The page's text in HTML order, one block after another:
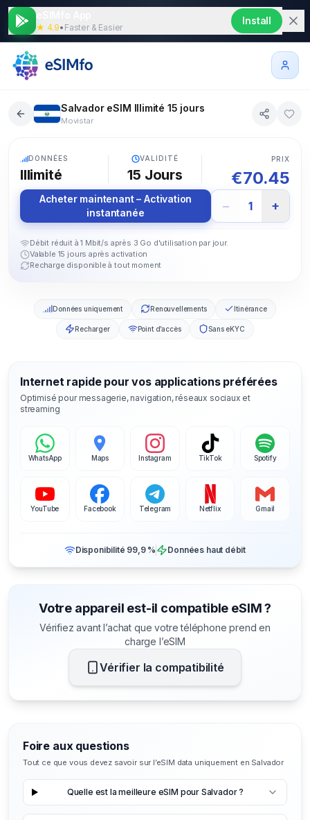
★ 4.9• Faster & Easier
Install
Salvador eSIM Illimité 15 jours
Movistar
DONNÉES
Illimité
VALIDITÉ
15 Jours
PRIX
€70.45
Acheter maintenant – Activation
instantanée
− 1 +
Débit réduit à 1 Mbit/s après 3 Go d'utilisation par jour.
Valable 15 jours après activation
Recharge disponible à tout moment
Données uniquement Renouvellements Itinérance
Recharger Point d’accès Sans eKYC
Internet rapide pour vos applications préférées
Optimisé pour messagerie, navigation, réseaux sociaux et
streaming
WhatsApp Maps Instagram TikTok Spotify
YouTube Facebook Telegram Netflix Gmail
Disponibilité 99,9 % Données haut débit
Votre appareil est-il compatible eSIM ?
Vérifiez avant l’achat que votre téléphone prend en
charge l’eSIM
Vérifier la compatibilité
Foire aux questions
Tout ce que vous devez savoir sur l’eSIM data uniquement en Salvador
Quelle est la meilleure eSIM pour Salvador ?